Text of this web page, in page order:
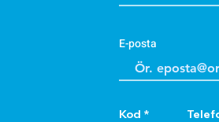
E-posta
Kod